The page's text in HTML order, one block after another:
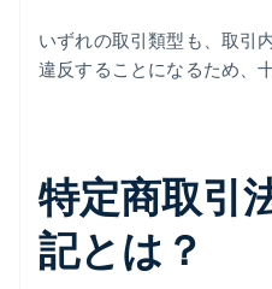
いずれの取引類型も、取引
違反することになるため、
特定商取引
記とは？